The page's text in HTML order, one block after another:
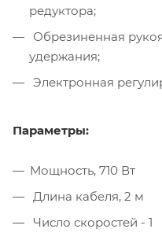
редуктора;
Обрезиненная
удержания;
Электронная
Параметры:
Мощность, 710 Вт
Длина кабеля, 2 м
Число скоростей - 1